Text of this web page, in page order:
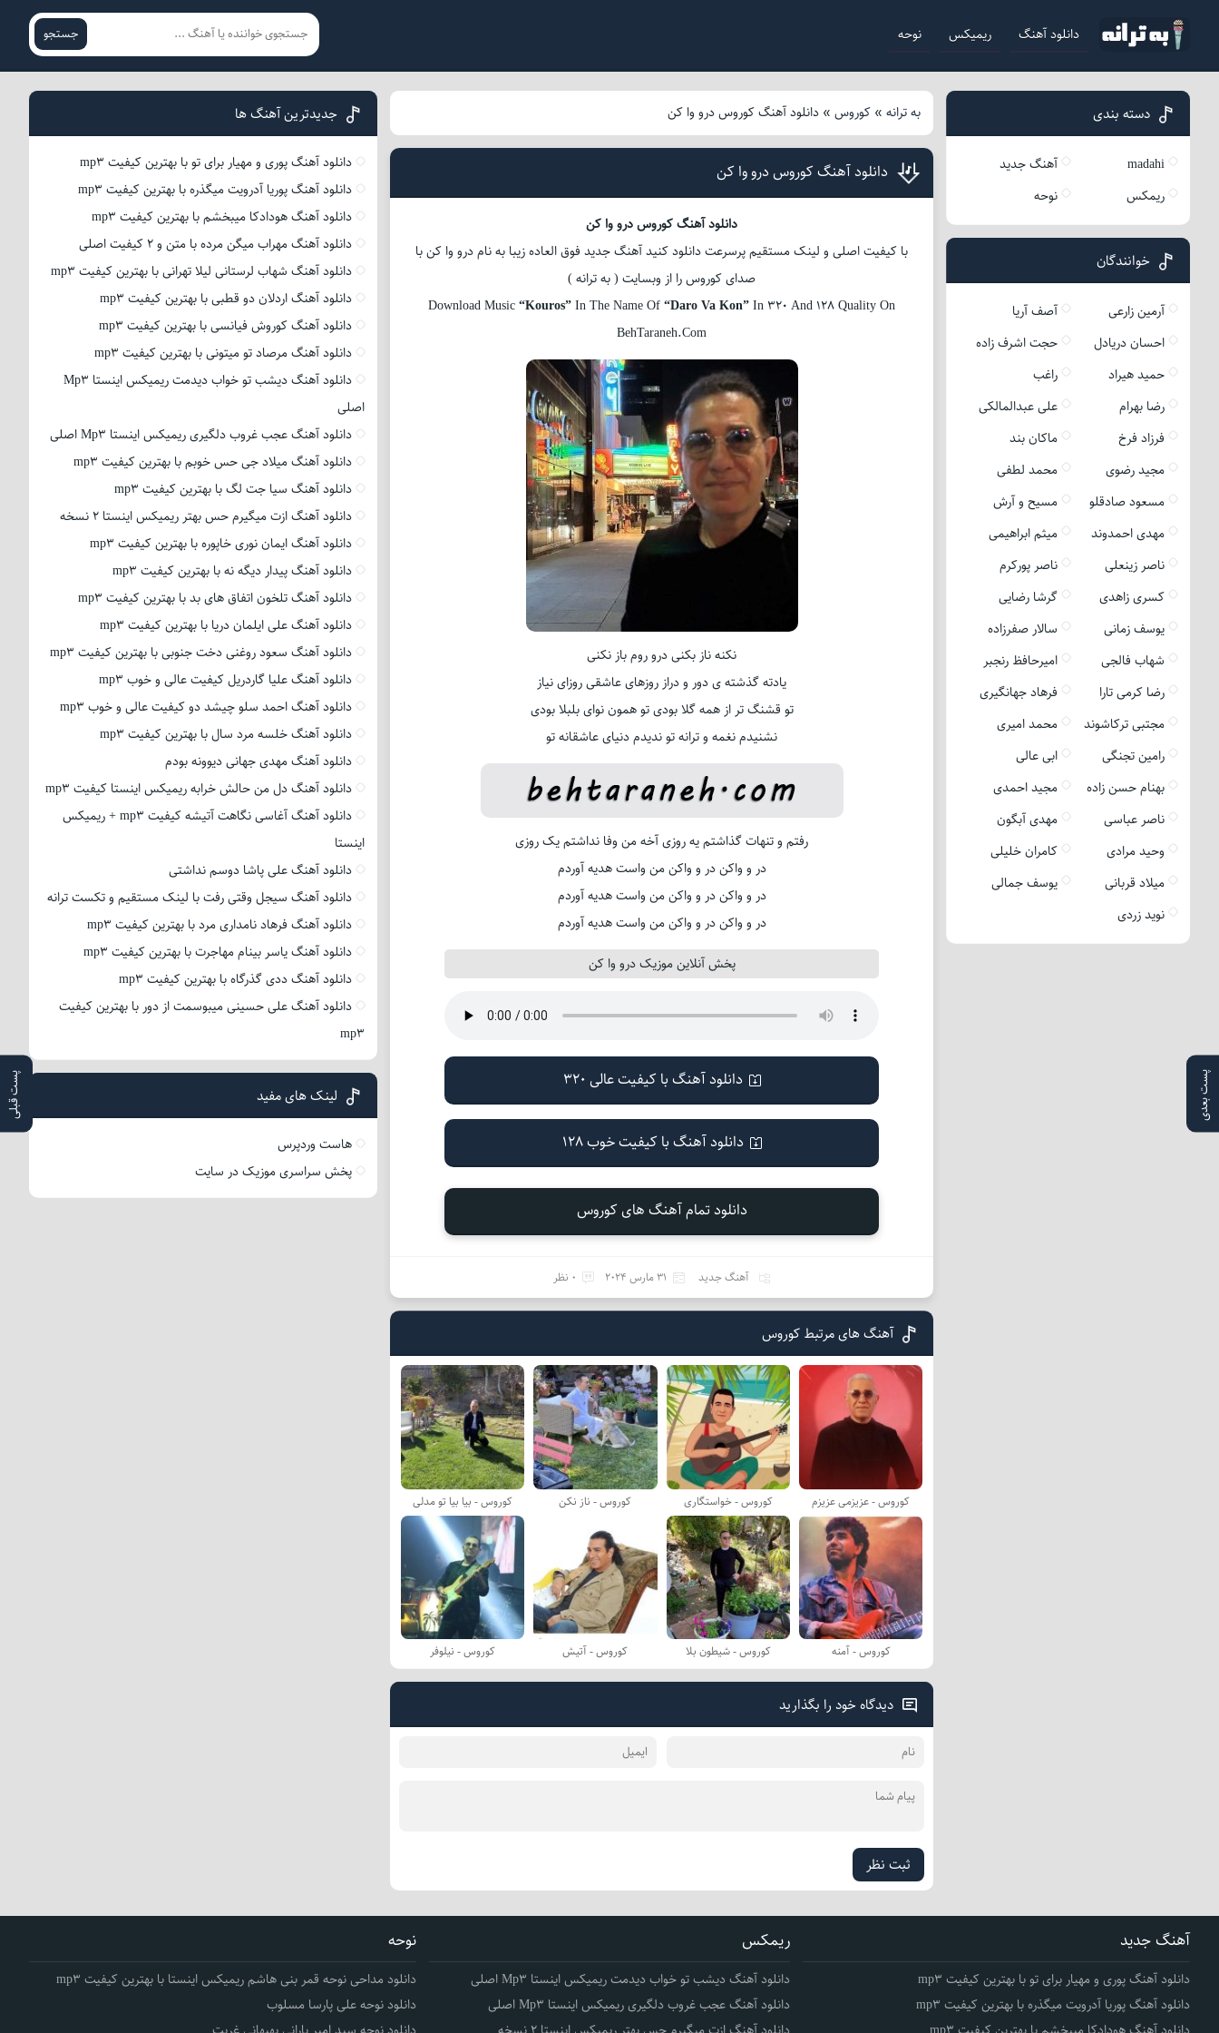
دانلود آهنگ ریمیکس نوحه جستجو
به ترانه» کوروس» دانلود آهنگ کوروس درو وا کن
پست بعدی پست قبلی
دانلود آهنگ کوروس درو وا کن
دانلود آهنگ کوروس درو وا کن
با کیفیت اصلی و لینک مستقیم پرسرعت دانلود کنید آهنگ جدید فوق العاده زیبا به نام درو وا کن با
صدای کوروس را از وبسایت ( به ترانه )
Download Music“Kouros”In The Name Of“Daro Va Kon”In 320 And 128 Quality On
BehTaraneh.Com
نکنه ناز بکنی درو روم باز نکنی
یادته گذشته ی دور و دراز روزهای عاشقی روزای نیاز
تو قشنگ تر از همه گلا بودی تو همون نوای بلبلا بودی
نشنیدم نغمه و ترانه تو ندیدم دنیای عاشقانه تو
رفتم و تنهات گذاشتم یه روزی آخه من وفا نداشتم یک روزی
در و واکن در و واکن من واست هدیه آوردم
در و واکن در و واکن من واست هدیه آوردم
در و واکن در و واکن من واست هدیه آوردم
پخش آنلاین موزیک درو وا کن
دانلود آهنگ با کیفیت عالی 320
دانلود آهنگ با کیفیت خوب 128
دانلود تمام آهنگ های کوروس
آهنگ جدید 31 مارس 2024 0 نظر
آهنگ های مرتبط کوروس
کوروس - عزیزمی عزیزم کوروس - خواستگاری کوروس - ناز نکن کوروس - بیا بیا تو مدلی
کوروس - آمنه کوروس - شیطون بلا کوروس - آتیش کوروس - نیلوفر
دیدگاه خود را بگذارید
ثبت نظر
دسته بندی
madahi
آهنگ جدید
ریمکس
نوحه
خوانندگان
آرمین زارعی
آصف آریا
احسان دریادل
حجت اشرف زاده
حمید هیراد
راغب
رضا بهرام
علی عبدالمالکی
فرزاد فرخ
ماکان بند
مجید رضوی
محمد لطفی
مسعود صادقلو
مسیح و آرش
مهدی احمدوند
میثم ابراهیمی
ناصر زینعلی
ناصر پورکرم
کسری زاهدی
گرشا رضایی
یوسف زمانی
سالار صفرزاده
شهاب فالجی
امیرحافظ رنجبر
رضا کرمی تارا
فرهاد جهانگیری
مجتبی ترکاشوند
محمد امیری
رامین تجنگی
ابی عالی
بهنام حسن زاده
مجید احمدی
ناصر عباسی
مهدی آبگون
وحید مرادی
کامران خلیلی
میلاد قربانی
یوسف جمالی
نوید زردی
جدیدترین آهنگ ها
دانلود آهنگ پوری و مهیار برای تو با بهترین کیفیت mp3
دانلود آهنگ پوریا آدرویت میگذره با بهترین کیفیت mp3
دانلود آهنگ هودادکا میبخشم با بهترین کیفیت mp3
دانلود آهنگ مهراب میگن مرده با متن و 2 کیفیت اصلی
دانلود آهنگ شهاب لرستانی لیلا تهرانی با بهترین کیفیت mp3
دانلود آهنگ اردلان دو قطبی با بهترین کیفیت mp3
دانلود آهنگ کوروش فیانسی با بهترین کیفیت mp3
دانلود آهنگ مرصاد تو میتونی با بهترین کیفیت mp3
دانلود آهنگ دیشب تو خواب دیدمت ریمیکس اینستا Mp3
اصلی
دانلود آهنگ عجب غروب دلگیری ریمیکس اینستا Mp3 اصلی
دانلود آهنگ میلاد جی حس خوبم با بهترین کیفیت mp3
دانلود آهنگ سیا جت لگ با بهترین کیفیت mp3
دانلود آهنگ ازت میگیرم حس بهتر ریمیکس اینستا 2 نسخه
دانلود آهنگ ایمان نوری خاپوره با بهترین کیفیت mp3
دانلود آهنگ پیدار دیگه نه با بهترین کیفیت mp3
دانلود آهنگ تلخون اتفاق های بد با بهترین کیفیت mp3
دانلود آهنگ علی ایلمان دریا با بهترین کیفیت mp3
دانلود آهنگ سعود روغنی دخت جنوبی با بهترین کیفیت mp3
دانلود آهنگ علیا گاردریل کیفیت عالی و خوب mp3
دانلود آهنگ احمد سلو چیشد دو کیفیت عالی و خوب mp3
دانلود آهنگ خلسه مرد سال با بهترین کیفیت mp3
دانلود آهنگ مهدی جهانی دیوونه بودم
دانلود آهنگ دل من حالش خرابه ریمیکس اینستا کیفیت mp3
دانلود آهنگ آغاسی نگاهت آتیشه کیفیت mp3 + ریمیکس
اینستا
دانلود آهنگ علی پاشا دوسم نداشتی
دانلود آهنگ سیجل وقتی رفت با لینک مستقیم و تکست ترانه
دانلود آهنگ فرهاد نامداری مرد با بهترین کیفیت mp3
دانلود آهنگ یاسر بینام مهاجرت با بهترین کیفیت mp3
دانلود آهنگ ددی گذرگاه با بهترین کیفیت mp3
دانلود آهنگ علی حسینی میبوسمت از دور با بهترین کیفیت
mp3
لینک های مفید
هاست وردپرس
پخش سراسری موزیک در سایت
آهنگ جدید
دانلود آهنگ پوری و مهیار برای تو با بهترین کیفیت mp3
دانلود آهنگ پوریا آدرویت میگذره با بهترین کیفیت mp3
ریمکس
دانلود آهنگ دیشب تو خواب دیدمت ریمیکس اینستا Mp3 اصلی
دانلود آهنگ عجب غروب دلگیری ریمیکس اینستا Mp3 اصلی
نوحه
دانلود مداحی نوحه قمر بنی هاشم ریمیکس اینستا با بهترین کیفیت mp3
دانلود نوحه علی پارسا مسلوب